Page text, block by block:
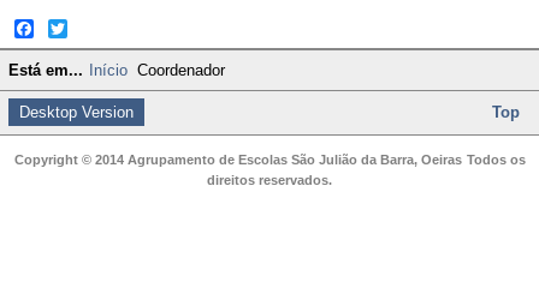
Facebook
Twitter
Está em... Início Coordenador
Desktop Version Top
Copyright © 2014 Agrupamento de Escolas São Julião da Barra, Oeiras Todos os
direitos reservados.